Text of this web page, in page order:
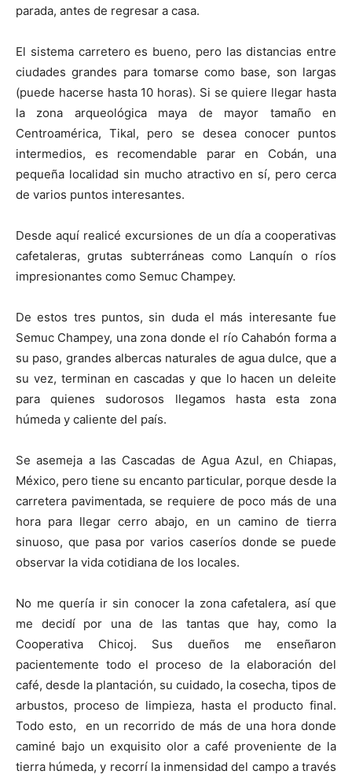
parada, antes de regresar a casa.
El sistema carretero es bueno, pero las distancias entre
ciudades grandes para tomarse como base, son largas
(puede hacerse hasta 10 horas). Si se quiere llegar hasta
la zona arqueológica maya de mayor tamaño en
Centroamérica, Tikal, pero se desea conocer puntos
intermedios, es recomendable parar en Cobán, una
pequeña localidad sin mucho atractivo en sí, pero cerca
de varios puntos interesantes.
Desde aquí realicé excursiones de un día a cooperativas
cafetaleras, grutas subterráneas como Lanquín o ríos
impresionantes como Semuc Champey.
De estos tres puntos, sin duda el más interesante fue
Semuc Champey, una zona donde el río Cahabón forma a
su paso, grandes albercas naturales de agua dulce, que a
su vez, terminan en cascadas y que lo hacen un deleite
para quienes sudorosos llegamos hasta esta zona
húmeda y caliente del país.
Se asemeja a las Cascadas de Agua Azul, en Chiapas,
México, pero tiene su encanto particular, porque desde la
carretera pavimentada, se requiere de poco más de una
hora para llegar cerro abajo, en un camino de tierra
sinuoso, que pasa por varios caseríos donde se puede
observar la vida cotidiana de los locales.
No me quería ir sin conocer la zona cafetalera, así que
me decidí por una de las tantas que hay, como la
Cooperativa Chicoj. Sus dueños me enseñaron
pacientemente todo el proceso de la elaboración del
café, desde la plantación, su cuidado, la cosecha, tipos de
arbustos, proceso de limpieza, hasta el producto final.
Todo esto, en un recorrido de más de una hora donde
caminé bajo un exquisito olor a café proveniente de la
tierra húmeda, y recorrí la inmensidad del campo a través